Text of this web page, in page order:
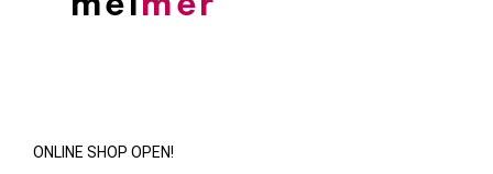
ONLINE SHOP OPEN!